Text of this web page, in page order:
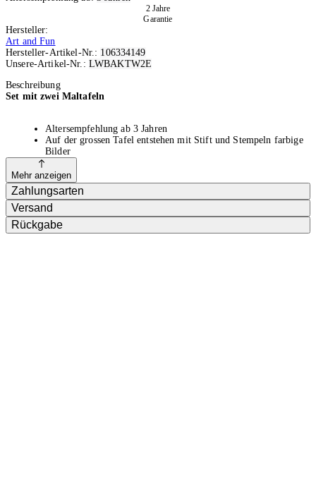
2 Jahre
Garantie
Hersteller:
Art and Fun
Hersteller-Artikel-Nr.: 106334149
Unsere-Artikel-Nr.: LWBAKTW2E
Beschreibung
Set mit zwei Maltafeln
Altersempfehlung ab 3 Jahren
Auf der grossen Tafel entstehen mit Stift und Stempeln farbige
Bilder
Die kleine Tafel besitzt einen Stift und es entstehen einfarbige
Bilder
Mit dem Schieber werden die Bilder gelöscht und die Tafel
gereinigt
Grosse Tafel 40 x 29 cm, kleine Tafel 16 x 13 cm
Mehr anzeigen
Zahlungsarten
Versand
Rückgabe